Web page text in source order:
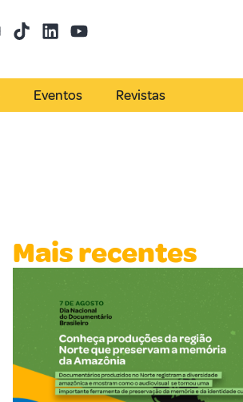
Eventos Revistas
Mais recentes